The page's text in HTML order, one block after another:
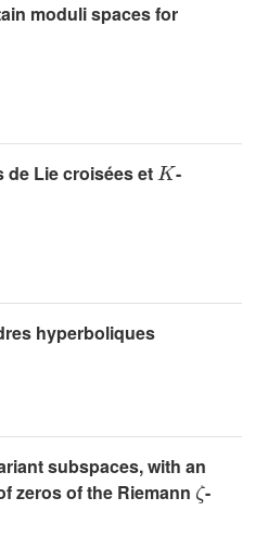
moduli spaces for
de Lie croisées et
K
-
hyperboliques
subspaces, with an
zeros of the Riemann
ζ
-